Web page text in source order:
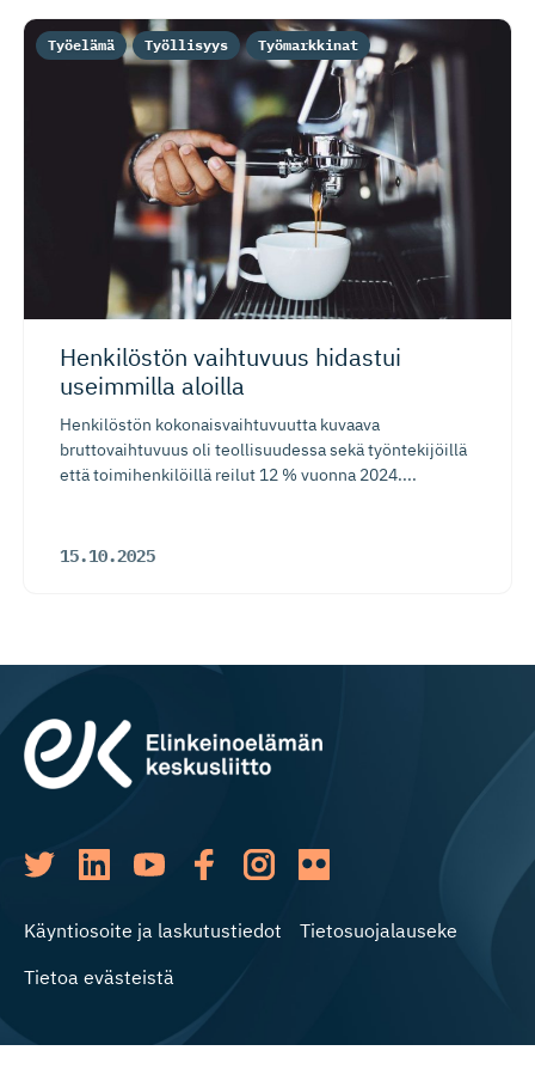
Henkilöstön vaihtuvuus hidastui
useimmilla aloilla
Henkilöstön kokonaisvaihtuvuutta kuvaava
bruttovaihtuvuus oli teollisuudessa sekä työntekijöillä
että toimihenkilöillä reilut 12 % vuonna 2024....
15.10.2025
Työelämä Työllisyys Työmarkkinat
Käyntiosoite ja laskutustiedot
Tietosuojalauseke
Tietoa evästeistä